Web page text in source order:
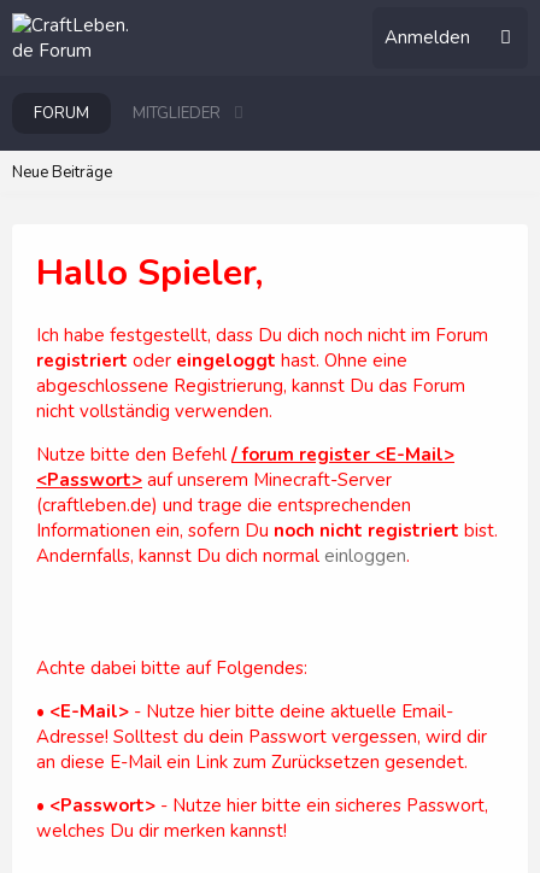
Anmelden
FORUM MITGLIEDER
Neue Beiträge
Hallo Spieler,
Ich habe festgestellt, dass Du dich noch nicht im Forum
registriert oder eingeloggt hast. Ohne eine
abgeschlossene Registrierung, kannst Du das Forum
nicht vollständig verwenden.
Nutze bitte den Befehl / forum register <E-Mail>
<Passwort> auf unserem Minecraft-Server
(craftleben.de) und trage die entsprechenden
Informationen ein, sofern Du noch nicht registriert bist.
Andernfalls, kannst Du dich normal einloggen.
Achte dabei bitte auf Folgendes:
• <E-Mail> - Nutze hier bitte deine aktuelle Email-
Adresse! Solltest du dein Passwort vergessen, wird dir
an diese E-Mail ein Link zum Zurücksetzen gesendet.
• <Passwort> - Nutze hier bitte ein sicheres Passwort,
welches Du dir merken kannst!